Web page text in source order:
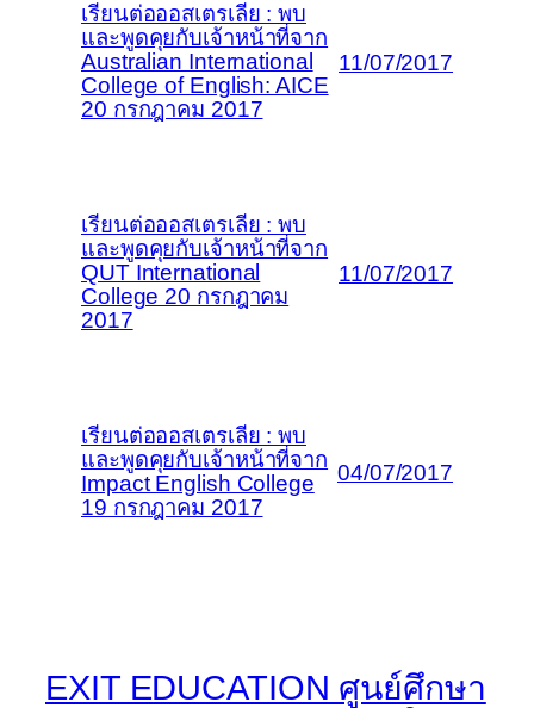
เรียนต่อออสเตรเลีย : พบ
และพูดคุยกับเจ้าหน้าที่จาก
Australian International
College of English: AICE
20 กรกฎาคม 2017
11/07/2017
เรียนต่อออสเตรเลีย : พบ
และพูดคุยกับเจ้าหน้าที่จาก
QUT International
College 20 กรกฎาคม
2017
11/07/2017
เรียนต่อออสเตรเลีย : พบ
และพูดคุยกับเจ้าหน้าที่จาก
Impact English College
19 กรกฎาคม 2017
04/07/2017
EXIT EDUCATION ศูนย์ศึกษา